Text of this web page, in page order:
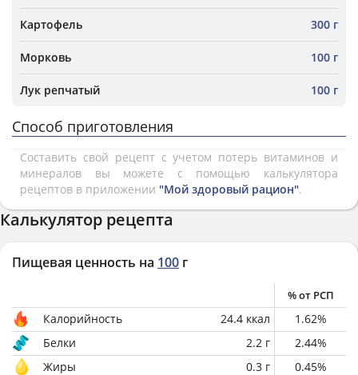
Картофель 300 г
Морковь 100 г
Лук репчатый 100 г
Способ приготовления
Составить свой рецепт с учетом потерь витаминов и
минералов вы можете с помощью калькулятора
рецептов в приложении "Мой здоровый рацион".
Калькулятор рецепта
Пищевая ценность на 100 г
% от РСП
Калорийность 24.4 ккал 1.62%
Белки
2.2 г 2.44%
Жиры
0.3 г 0.45%